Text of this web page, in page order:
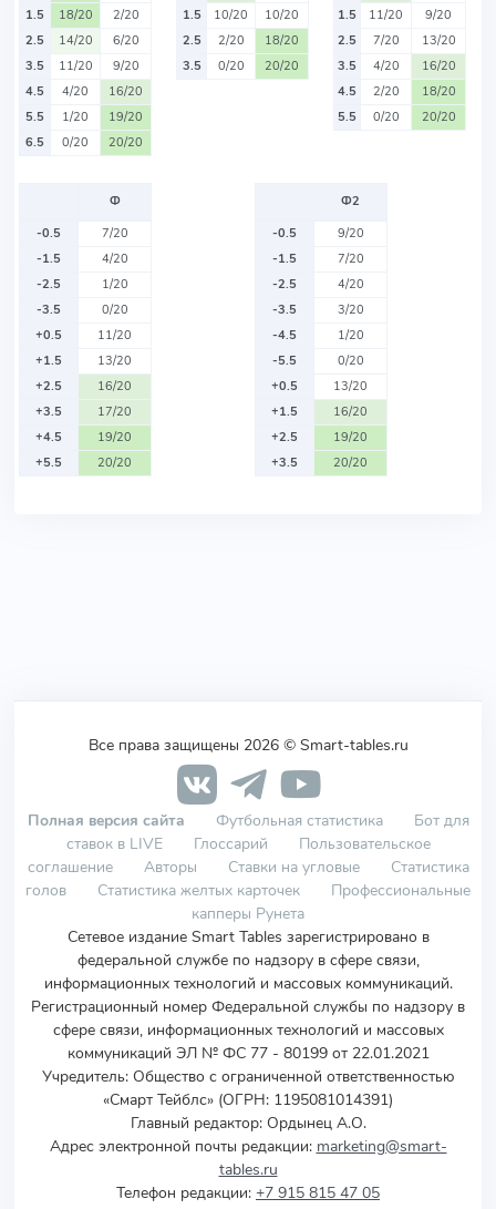
1.5
18/20
2/20
2.5
14/20
6/20
3.5
11/20
9/20
4.5
4/20
16/20
5.5
1/20
19/20
6.5
0/20 20/20
1.5
10/20
10/20
2.5
2/20
18/20
3.5
0/20 20/20
1.5
11/20
9/20
2.5
7/20
13/20
3.5
4/20
16/20
4.5
2/20
18/20
5.5
0/20 20/20
Ф
-0.5
7/20
-1.5
4/20
-2.5
1/20
-3.5
0/20
+0.5
11/20
+1.5
13/20
+2.5
16/20
+3.5
17/20
+4.5
19/20
+5.5
20/20
Ф2
-0.5
9/20
-1.5
7/20
-2.5
4/20
-3.5
3/20
-4.5
1/20
-5.5
0/20
+0.5
13/20
+1.5
16/20
+2.5
19/20
+3.5
20/20
Все права защищены 2026 © Smart-tables.ru
Полная версия сайта Футбольная статистика
Бот для
ставок в LIVE
Глоссарий
Пользовательское
соглашение
Авторы Ставки на угловые
Статистика
голов
Статистика желтых карточек
Профессиональные
капперы Рунета
Сетевое издание Smart Tables зарегистрировано в
федеральной службе по надзору в сфере связи,
информационных технологий и массовых коммуникаций.
Регистрационный номер Федеральной службы по надзору в
сфере связи, информационных технологий и массовых
коммуникаций ЭЛ № ФС 77 - 80199 от 22.01.2021
Учредитель: Общество с ограниченной ответственностью
«Смарт Тейблс» (ОГРН: 1195081014391)
Главный редактор: Ордынец А.О.
Адрес электронной почты редакции: marketing@smart-
tables.ru
Телефон редакции: +7 915 815 47 05